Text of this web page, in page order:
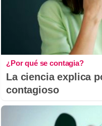
¿Por qué se contagia?
La ciencia explica
contagioso